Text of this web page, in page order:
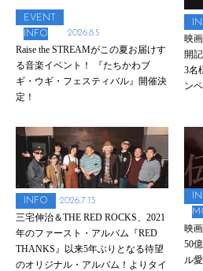
EVENT
INFO
2026.8.5
Raise the STREAMがこの夏お届けす
る音楽イベント！ 『たちかわブ
ギ・ウギ・フェスティバル』開催決
定！
映
開
3名
ン
INFO 2026.7.13
三宅伸治＆THE RED ROCKS、2021
年のファースト・アルバム『RED
THANKS』以来5年ぶりとなる待望
のオリジナル・アルバム！よりタイ
映
50
ル